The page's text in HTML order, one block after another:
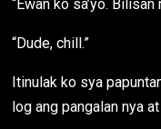
“Ewan ko sa’yo.
“Dude, chill.”
Itinulak ko sya
log ang pangalan nya